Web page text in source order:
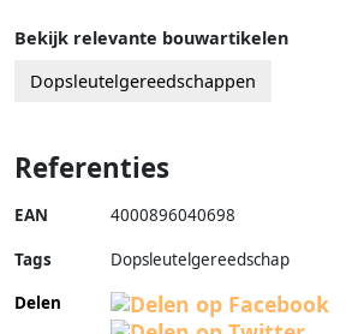
Bekijk relevante bouwartikelen
Dopsleutelgereedschappen
Referenties
EAN 4000896040698
Tags
Dopsleutelgereedschap
Delen